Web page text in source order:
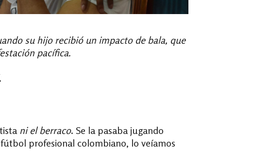
su hijo recibió un impacto de bala, que
pacífica.
ni el berraco. Se la pasaba jugando
profesional colombiano, lo veíamos